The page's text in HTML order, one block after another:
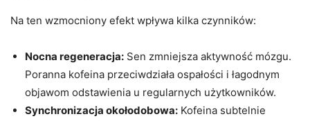
Na ten wzmocniony efekt wpływa kilka czynników:
Nocna regeneracja: Sen zmniejsza aktywność mózgu.
Poranna kofeina przeciwdziała ospałości i łagodnym
objawom odstawienia u regularnych użytkowników.
Synchronizacja okołodobowa: Kofeina subtelnie